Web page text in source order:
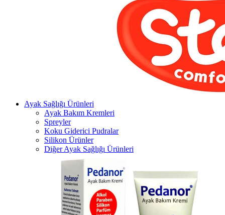
Ayak Sağlığı Ürünleri
Ayak Bakım Kremleri
Spreyler
Koku Giderici Pudralar
Silikon Ürünler
Diğer Ayak Sağlığı Ürünleri